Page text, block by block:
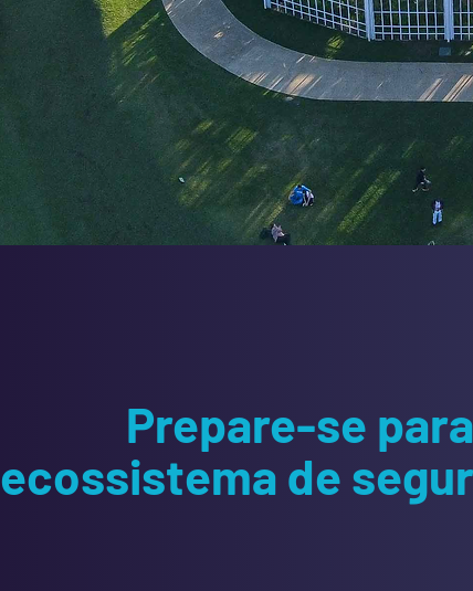
Prepare-se
ecossistema de